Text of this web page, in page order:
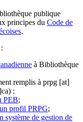
publique
principes du Code de
.
:
à Bibliothèque
remplis à prpg [at]
:
PEB;
profil PRPG;
système de gestion de